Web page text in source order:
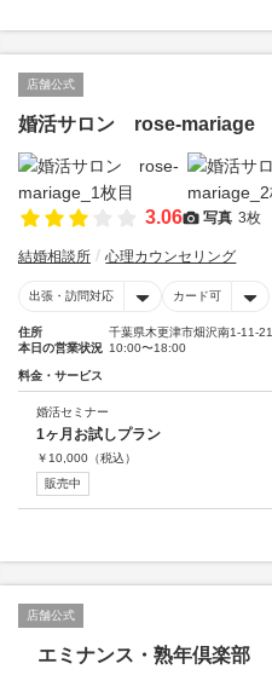
店舗公式
婚活サロン rose-mariage
3.06 写真 3枚
結婚相談所 心理カウンセリング
出張・訪問対応 カード可
住所
千葉県木更津市畑沢南1-11-21
本日の営業状況 10:00〜18:00
料金・サービス
婚活セミナー
1ヶ月お試しプラン
￥ 10,000 （税込）
販売中
店舗公式
エミナンス・熟年倶楽部